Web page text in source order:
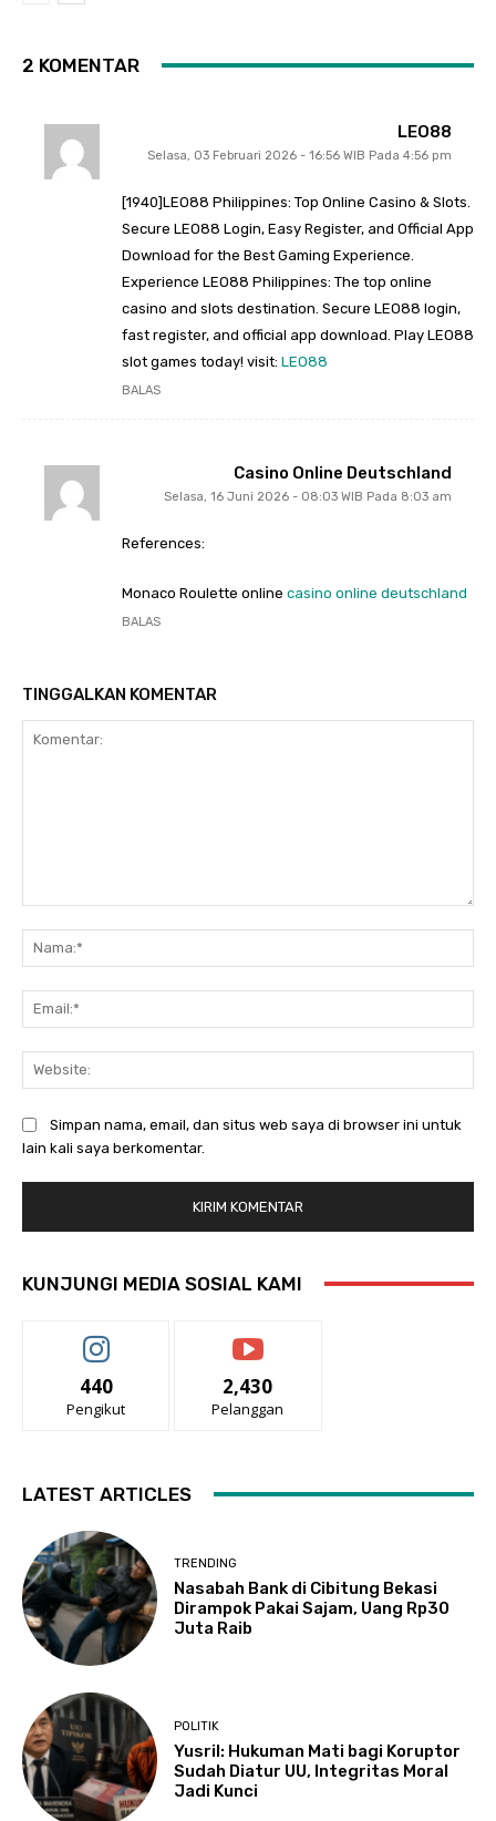
2 KOMENTAR
LEO88
Selasa, 03 Februari 2026 - 16:56 WIB Pada 4:56 pm
[1940]LEO88 Philippines: Top Online Casino & Slots.
Secure LEO88 Login, Easy Register, and Official App
Download for the Best Gaming Experience.
Experience LEO88 Philippines: The top online
casino and slots destination. Secure LEO88 login,
fast register, and official app download. Play LEO88
slot games today! visit: LEO88
BALAS
Casino Online Deutschland
Selasa, 16 Juni 2026 - 08:03 WIB Pada 8:03 am
References:
Monaco Roulette online casino online deutschland
BALAS
TINGGALKAN KOMENTAR
Simpan nama, email, dan situs web saya di browser ini untuk
lain kali saya berkomentar.
KUNJUNGI MEDIA SOSIAL KAMI
440
Pengikut
2,430
Pelanggan
LATEST ARTICLES
TRENDING
Nasabah Bank di Cibitung Bekasi
Dirampok Pakai Sajam, Uang Rp30
Juta Raib
POLITIK
Yusril: Hukuman Mati bagi Koruptor
Sudah Diatur UU, Integritas Moral
Jadi Kunci